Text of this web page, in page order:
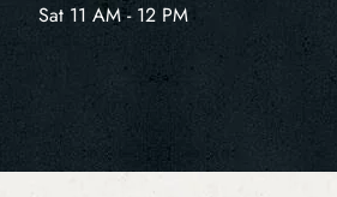
Sat 11 AM - 12 PM